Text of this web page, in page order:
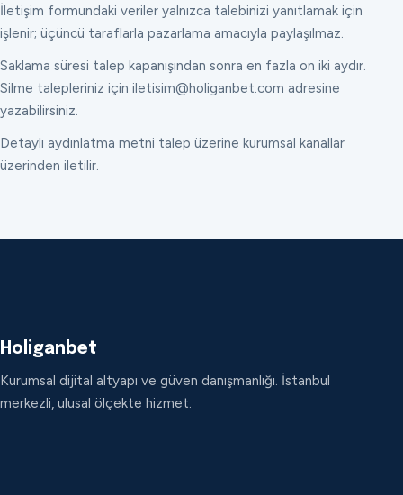
İletişim formundaki veriler yalnızca talebinizi yanıtlamak için
işlenir; üçüncü taraflarla pazarlama amacıyla paylaşılmaz.
Saklama süresi talep kapanışından sonra en fazla on iki aydır.
Silme talepleriniz için iletisim@holiganbet.com adresine
yazabilirsiniz.
Detaylı aydınlatma metni talep üzerine kurumsal kanallar
üzerinden iletilir.
Holiganbet
Kurumsal dijital altyapı ve güven danışmanlığı. İstanbul
merkezli, ulusal ölçekte hizmet.